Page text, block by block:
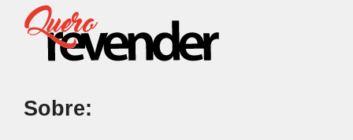
Sobre: